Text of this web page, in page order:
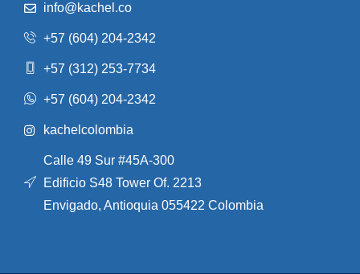
info@kachel.co
+57 (604) 204-2342
+57 (312) 253-7734
+57 (604) 204-2342
kachelcolombia
Calle 49 Sur #45A-300
Edificio S48 Tower Of. 2213
Envigado, Antioquia 055422 Colombia